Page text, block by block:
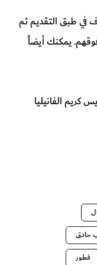
في طبق التقديم ثم
يمكنك أيضاً
الفانيليا
حادق
فطور